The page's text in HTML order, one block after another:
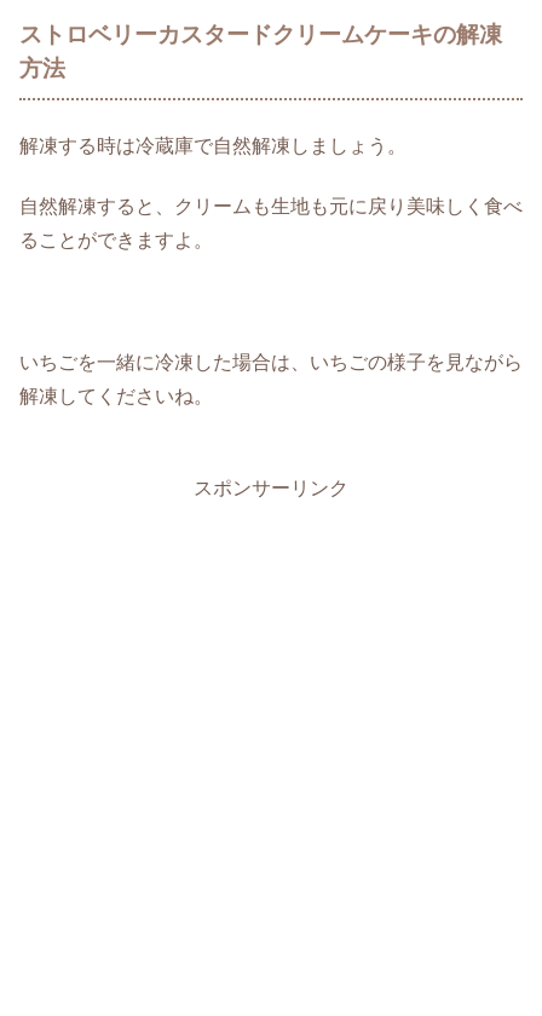
ストロベリーカスタードクリームケーキの解凍
方法
解凍する時は冷蔵庫で自然解凍しましょう。
自然解凍すると、クリームも生地も元に戻り美味しく食べ
ることができますよ。
いちごを一緒に冷凍した場合は、いちごの様子を見ながら
解凍してくださいね。
スポンサーリンク